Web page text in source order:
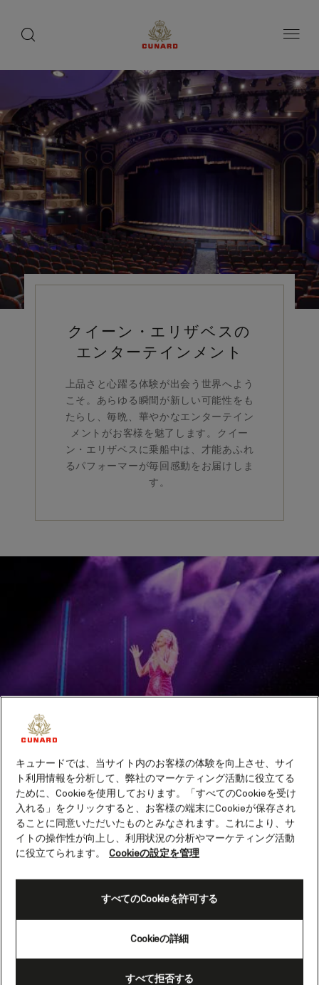
へ
キ
ッ
プ
クイーン・エリザベスの
エンターテインメント
上品さと心躍る体験が出会う世界へよう
こそ。あらゆる瞬間が新しい可能性をも
たらし、毎晩、華やかなエンターテイン
メントがお客様を魅了します。クイー
ン・エリザベスに乗船中は、才能あふれ
るパフォーマーが毎回感動をお届けしま
す。
ロイヤル・コート・シアター
場と同様、赤のベルベットと金の縁取りをあしらった美し
い空間です。プライベートなエリアを確保したい場合はボ
ックス席が便利です。このお席ではショーが始まる前にロ
す。
キュナードでは、当サイト内のお客様の体験を向上させ、サイ
ト利用情報を分析して、弊社のマーケティング活動に役立てる
ために、Cookieを使用しております。「すべてのCookieを受け
入れる」をクリックすると、お客様の端末にCookieが保存され
ることに同意いただいたものとみなされます。これにより、サ
イトの操作性が向上し、利用状況の分析やマーケティング活動
に役立てられます。
Cookieの設定を管理
Cookieの詳細
すべて拒否する
すべてのCookieを許可する